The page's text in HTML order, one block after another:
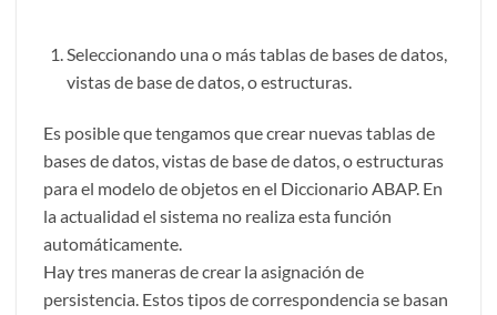
Seleccionando una o más tablas de bases de datos,
vistas de base de datos, o estructuras.
Es posible que tengamos que crear nuevas tablas de
bases de datos, vistas de base de datos, o estructuras
para el modelo de objetos en el Diccionario ABAP. En
la actualidad el sistema no realiza esta función
automáticamente.
Hay tres maneras de crear la asignación de
persistencia. Estos tipos de correspondencia se basan